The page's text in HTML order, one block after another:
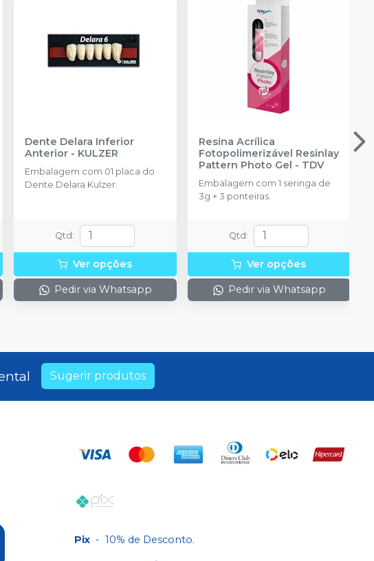
Dente Delara Inferior
Anterior - KULZER
Embalagem com 01 placa do
Dente Delara Kulzer.
Qtd :
Ver opções
Pedir via Whatsapp
Resina Acrílica
Fotopolimerizável Resinlay
Pattern Photo Gel - TDV
Embalagem com 1 seringa de
3g + 3 ponteiras.
Qtd :
Ver opções
Pedir via Whatsapp
Sugerir produtos
Pix - 10% de Desconto.